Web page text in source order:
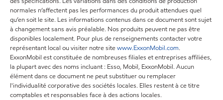
normales n’affectent pas les performances du produit attendues quel
qu’en soit le site. Les informations contenus dans ce document sont sujet
à changement sans avis préalable. Nos produits peuvent ne pas être
disponibles localement. Pour plus de renseignements contacter votre
représentant local ou visiter notre sitewww.ExxonMobil.com.
ExxonMobil est constituée de nombreuses filiales et entreprises affiliées,
la plupart avec des noms incluant : Esso, Mobil, ExxonMobil. Aucun
élément dans ce document ne peut substituer ou remplacer
l'individualité corporative des sociétés locales. Elles restent à ce titre
comptables et responsables face à des actions locales.